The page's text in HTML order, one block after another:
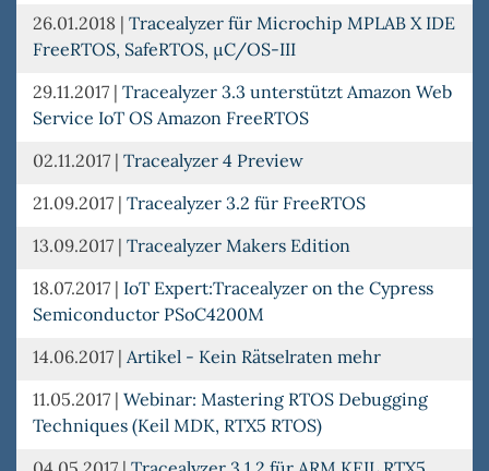
26.01.2018 | Tracealyzer für Microchip MPLAB X IDE
FreeRTOS, SafeRTOS, µC/OS-III
29.11.2017 | Tracealyzer 3.3 unterstützt Amazon Web
Service IoT OS Amazon FreeRTOS
02.11.2017 | Tracealyzer 4 Preview
21.09.2017 | Tracealyzer 3.2 für FreeRTOS
13.09.2017 | Tracealyzer Makers Edition
18.07.2017 | IoT Expert:Tracealyzer on the Cypress
Semiconductor PSoC4200M
14.06.2017 | Artikel - Kein Rätselraten mehr
11.05.2017 | Webinar: Mastering RTOS Debugging
Techniques (Keil MDK, RTX5 RTOS)